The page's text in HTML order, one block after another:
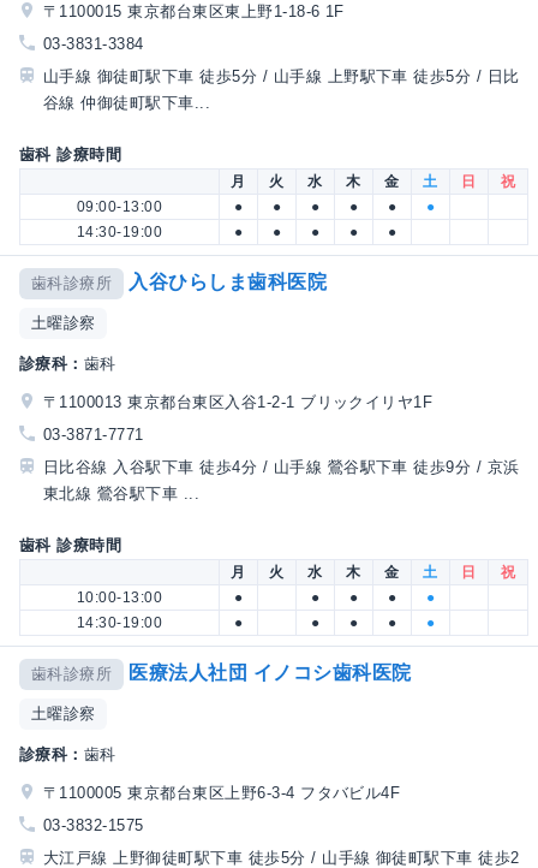
〒1100015 東京都台東区東上野1-18-6 1F
03-3831-3384
山手線 御徒町駅下車 徒歩5分 / 山手線 上野駅下車 徒歩5分 / 日比
谷線 仲御徒町駅下車...
歯科 診療時間
月 火 水 木 金 土 日
祝
09:00-13:00
● ● ● ● ●
●
14:30-19:00
● ● ● ● ●
歯科診療所 入谷ひらしま歯科医院
土曜診察
診療科： 歯科
〒1100013 東京都台東区入谷1-2-1 ブリックイリヤ1F
03-3871-7771
日比谷線 入谷駅下車 徒歩4分 / 山手線 鶯谷駅下車 徒歩9分 / 京浜
東北線 鶯谷駅下車 ...
歯科 診療時間
月 火 水 木 金 土 日
祝
10:00-13:00
● ● ● ●
●
14:30-19:00
● ● ● ● ●
歯科診療所 医療法人社団 イノコシ歯科医院
土曜診察
診療科： 歯科
〒1100005 東京都台東区上野6-3-4 フタバビル4F
03-3832-1575
大江戸線 上野御徒町駅下車 徒歩5分 / 山手線 御徒町駅下車 徒歩2